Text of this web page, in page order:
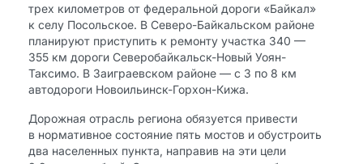
трех километров от федеральной дороги «Байкал»
к селу Посольское. В Северо-Байкальском районе
планируют приступить к ремонту участка 340 —
355 км дороги Северобайкальск-Новый Уоян-
Таксимо. В Заиграевском районе — с 3 по 8 км
автодороги Новоильинск-Горхон-Кижа.
Дорожная отрасль региона обязуется привести
в нормативное состояние пять мостов и обустроить
два населенных пункта, направив на эти цели